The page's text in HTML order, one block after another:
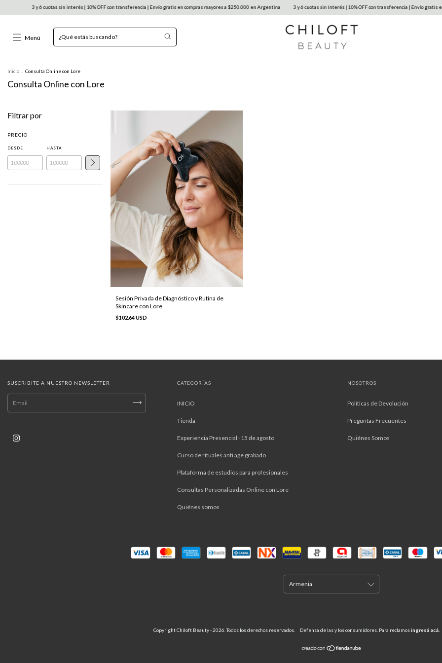
3 y 6 cuotas sin interés | 10% OFF con transferencia | Envío gratis en compras mayores a $250.000 en Argentina 3 y 6 cuotas sin interés | 10% OFF con transferencia | Envío gratis en
Menú
Inicio Consulta Online con Lore
Consulta Online con Lore
Filtrar por
PRECIO
DESDE HASTA
Sesión Privada de Diagnóstico y Rutina de
Skincare con Lore
$102.64 USD
SUSCRIBITE A NUESTRO NEWSLETTER CATEGORÍAS
INICIO
Tienda
Experiencia Presencial · 15 de agosto
Curso de rituales anti age grabado
Plataforma de estudios para profesionales
Consultas Personalizadas Online con Lore
Quiénes somos
NOSOTROS
Políticas de Devolución
Preguntas Frecuentes
Quiénes Somos
Copyright Chiloft Beauty - 2026. Todos los derechos reservados. Defensa de las y los consumidores. Para reclamos ingresá acá.